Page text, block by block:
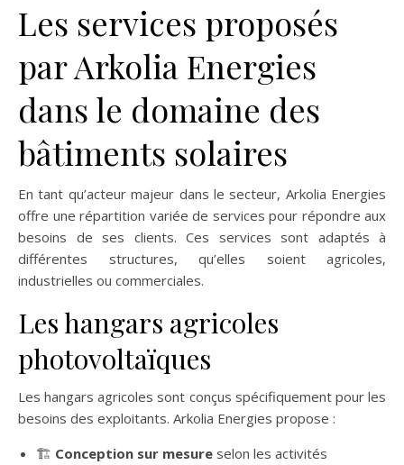
Les services proposés
par Arkolia Energies
dans le domaine des
bâtiments solaires
En tant qu’acteur majeur dans le secteur, Arkolia Energies
offre une répartition variée de services pour répondre aux
besoins de ses clients. Ces services sont adaptés à
différentes structures, qu’elles soient agricoles,
industrielles ou commerciales.
Les hangars agricoles
photovoltaïques
Les hangars agricoles sont conçus spécifiquement pour les
besoins des exploitants. Arkolia Energies propose :
🏗️ Conception sur mesure selon les activités